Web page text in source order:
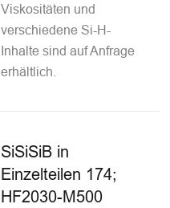
Viskositäten und
verschiedene Si-H-
Inhalte sind auf Anfrage
erhältlich.
SiSiSiB in
Einzelteilen 174;
HF2030-M500